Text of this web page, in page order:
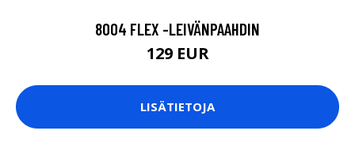
8004 FLEX -LEIVÄNPAAHDIN
129 EUR
LISÄTIETOJA